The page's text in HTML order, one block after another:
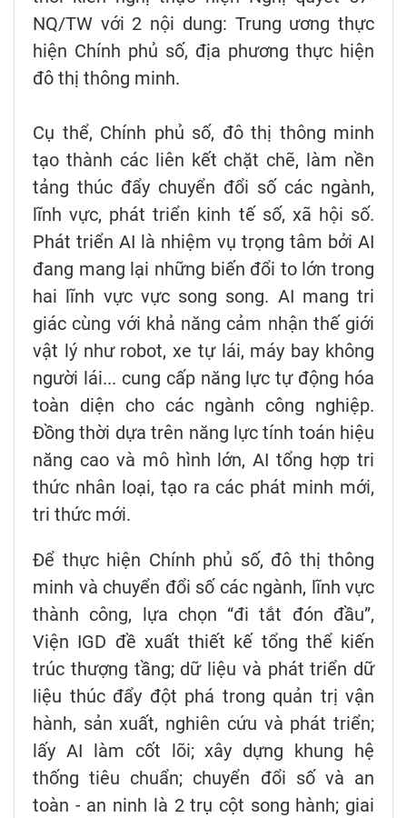
NQ/TW với 2 nội dung: Trung ương thực
hiện Chính phủ số, địa phương thực hiện
đô thị thông minh.
Cụ thể, Chính phủ số, đô thị thông minh
tạo thành các liên kết chặt chẽ, làm nền
tảng thúc đẩy chuyển đổi số các ngành,
lĩnh vực, phát triển kinh tế số, xã hội số.
Phát triển AI là nhiệm vụ trọng tâm bởi AI
đang mang lại những biến đổi to lớn trong
hai lĩnh vực vực song song. AI mang tri
giác cùng với khả năng cảm nhận thế giới
vật lý như robot, xe tự lái, máy bay không
người lái... cung cấp năng lực tự động hóa
toàn diện cho các ngành công nghiệp.
Đồng thời dựa trên năng lực tính toán hiệu
năng cao và mô hình lớn, AI tổng hợp tri
thức nhân loại, tạo ra các phát minh mới,
tri thức mới.
Để thực hiện Chính phủ số, đô thị thông
minh và chuyển đổi số các ngành, lĩnh vực
thành công, lựa chọn “đi tắt đón đầu”,
Viện IGD đề xuất thiết kế tổng thể kiến
trúc thượng tầng; dữ liệu và phát triển dữ
liệu thúc đẩy đột phá trong quản trị vận
hành, sản xuất, nghiên cứu và phát triển;
lấy AI làm cốt lõi; xây dựng khung hệ
thống tiêu chuẩn; chuyển đổi số và an
toàn - an ninh là 2 trụ cột song hành; giai